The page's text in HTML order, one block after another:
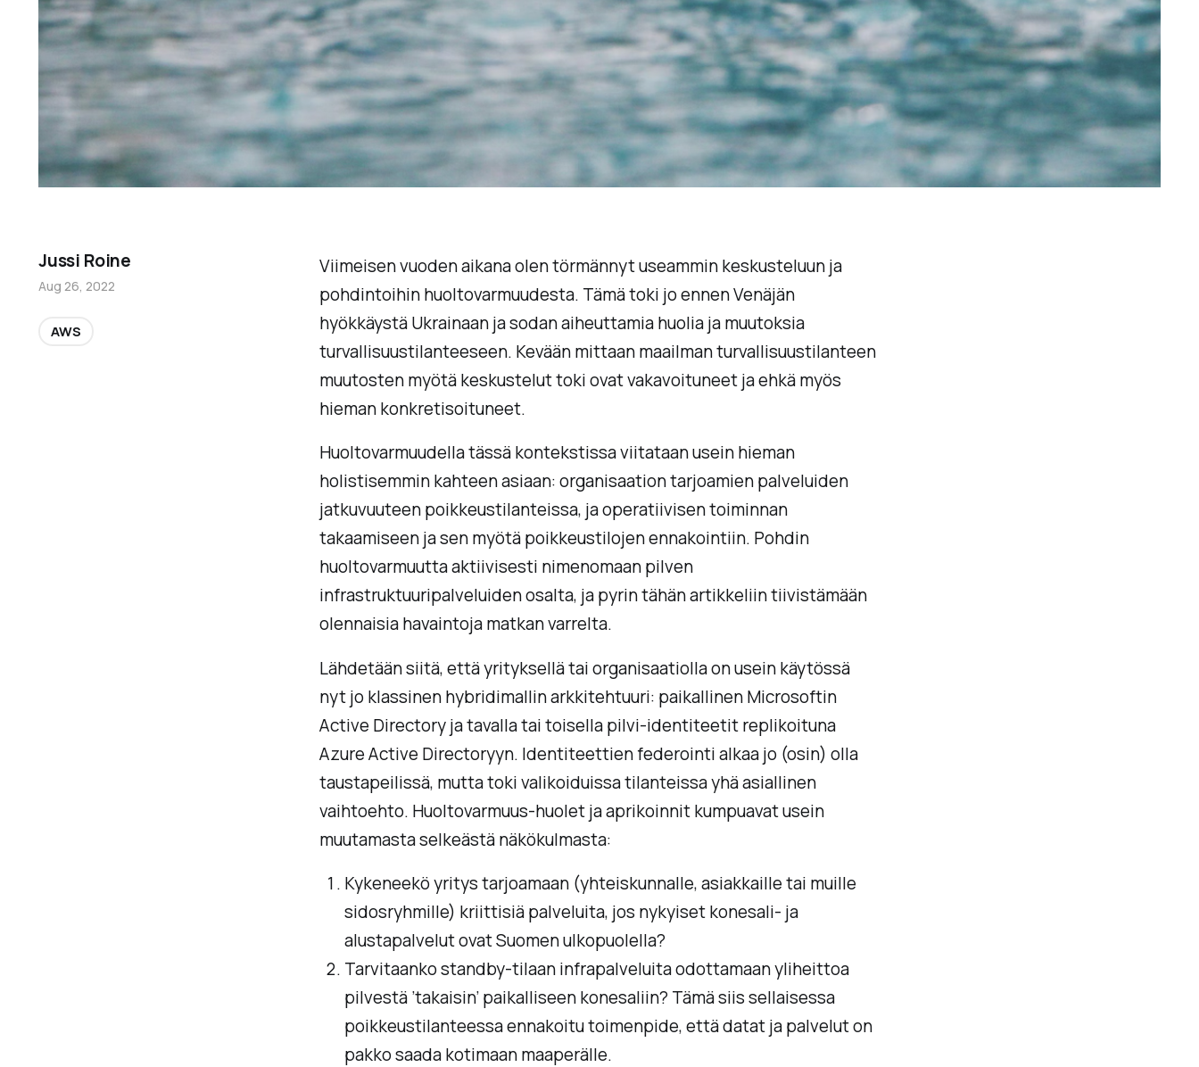
Viimeisen vuoden aikana olen törmännyt useammin keskusteluun ja
pohdintoihin huoltovarmuudesta. Tämä toki jo ennen Venäjän
hyökkäystä Ukrainaan ja sodan aiheuttamia huolia ja muutoksia
turvallisuustilanteeseen. Kevään mittaan maailman turvallisuustilanteen
muutosten myötä keskustelut toki ovat vakavoituneet ja ehkä myös
hieman konkretisoituneet.
Huoltovarmuudella tässä kontekstissa viitataan usein hieman
holistisemmin kahteen asiaan: organisaation tarjoamien palveluiden
jatkuvuuteen poikkeustilanteissa, ja operatiivisen toiminnan
takaamiseen ja sen myötä poikkeustilojen ennakointiin. Pohdin
huoltovarmuutta aktiivisesti nimenomaan pilven
infrastruktuuripalveluiden osalta, ja pyrin tähän artikkeliin tiivistämään
olennaisia havaintoja matkan varrelta.
Lähdetään siitä, että yrityksellä tai organisaatiolla on usein käytössä
nyt jo klassinen hybridimallin arkkitehtuuri: paikallinen Microsoftin
Active Directory ja tavalla tai toisella pilvi-identiteetit replikoituna
Azure Active Directoryyn. Identiteettien federointi alkaa jo (osin) olla
taustapeilissä, mutta toki valikoiduissa tilanteissa yhä asiallinen
vaihtoehto. Huoltovarmuus-huolet ja aprikoinnit kumpuavat usein
muutamasta selkeästä näkökulmasta:
Kykeneekö yritys tarjoamaan (yhteiskunnalle, asiakkaille tai muille
sidosryhmille) kriittisiä palveluita, jos nykyiset konesali- ja
alustapalvelut ovat Suomen ulkopuolella?
Tarvitaanko standby-tilaan infrapalveluita odottamaan yliheittoa
pilvestä ’takaisin’ paikalliseen konesaliin? Tämä siis sellaisessa
poikkeustilanteessa ennakoitu toimenpide, että datat ja palvelut on
pakko saada kotimaan maaperälle.
Jussi Roine
Aug 26, 2022
AWS